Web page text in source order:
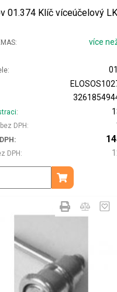
01.374 Klíč víceúčelový
více
DPH
DPH
ks
Přidat do